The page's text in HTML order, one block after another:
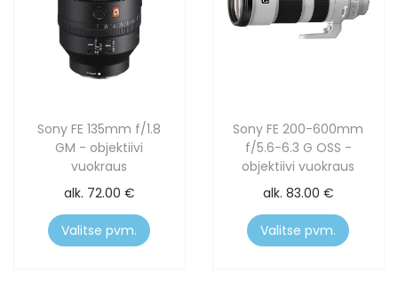
Sony FE 135mm f/1.8
GM - objektiivi
vuokraus
alk. 72.00 €
Valitse pvm.
Sony FE 200-600mm
f/5.6-6.3 G OSS -
objektiivi vuokraus
alk. 83.00 €
Valitse pvm.